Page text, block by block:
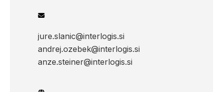
jure.slanic@interlogis.si
andrej.ozebek@interlogis.si
anze.steiner@interlogis.si